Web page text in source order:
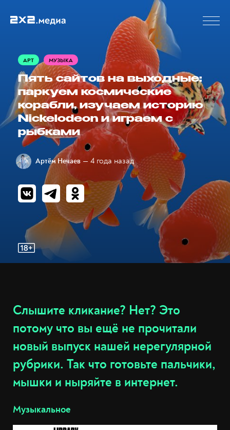
АРТ МУЗЫКА
Пять сайтов на выходные:
паркуем космические
корабли, изучаем историю
Nickelodeon и играем с
рыбками
Артём Нечаев — 4 года назад
Слышите кликание? Нет? Это
потому что вы ещё не прочитали
новый выпуск нашей нерегулярной
рубрики. Так что готовьте пальчики,
мышки и ныряйте в интернет.
Музыкальное